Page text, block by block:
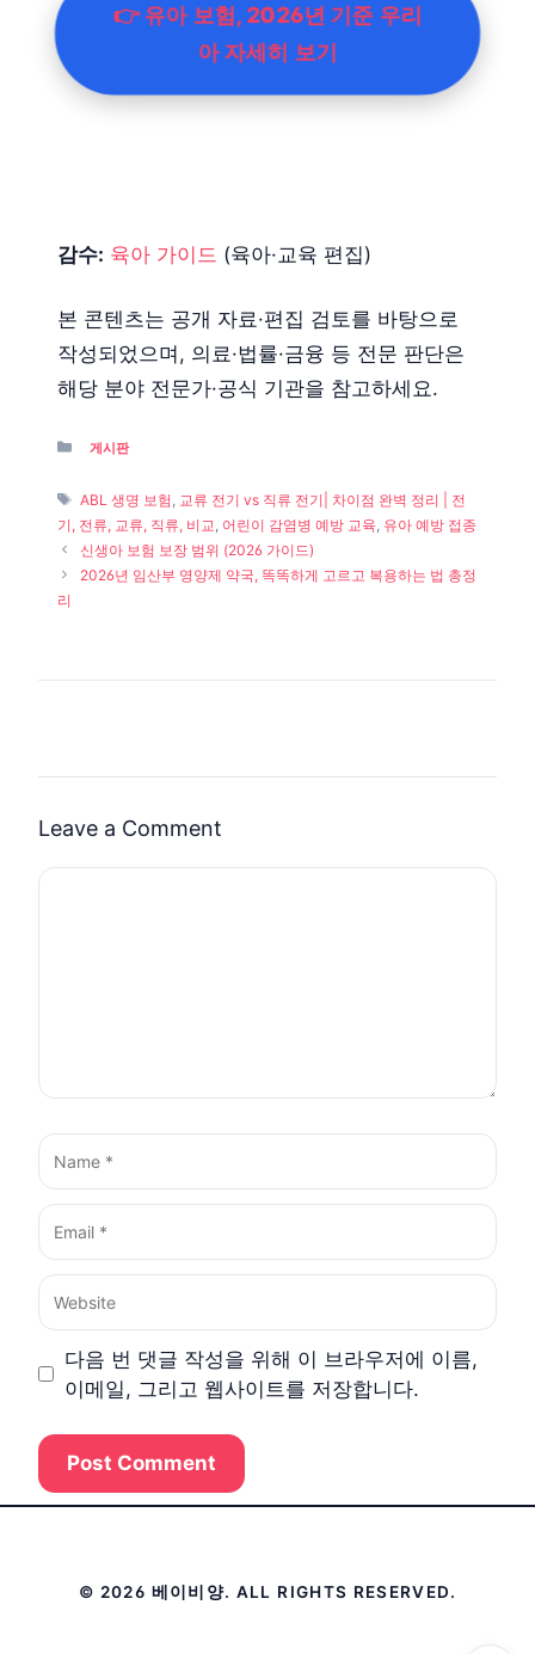
👉 유아 보험, 2026년 기준 우리
아 자세히 보기
감수: 육아 가이드 (육아·교육 편집)
본 콘텐츠는 공개 자료·편집 검토를 바탕으로
작성되었으며, 의료·법률·금융 등 전문 판단은
해당 분야 전문가·공식 기관을 참고하세요.
Categories
게시판
Tags
ABL 생명 보험 교류 전기 vs 직류 전기| 차이점 완벽 정리 | 전
기, 전류, 교류, 직류, 비교 어린이 감염병 예방 교육 유아 예방 접종
신생아 보험 보장 범위 (2026 가이드)
2026년 임산부 영양제 약국, 똑똑하게 고르고 복용하는 법 총정
리
Leave a Comment
Comment
Name
Email
Website
다음 번 댓글 작성을 위해 이 브라우저에 이름,
이메일, 그리고 웹사이트를 저장합니다.
© 2026 베이비양. ALL RIGHTS RESERVED.